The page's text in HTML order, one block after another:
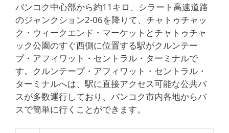
バンコク中心部から約11キロ、シラート高速道路
のジャンクション2-06を降りて、チャトゥチャッ
ク・ウィークエンド・マーケットとチャトゥチャ
ック公園のすぐ西側に位置する駅がクルンテー
プ・アフィワット・セントラル・ターミナルで
す。クルンテープ・アフィワット・セントラル・
ターミナルへは、駅に直接アクセス可能な公共バ
スが多数運行しており、バンコク市内各地からバ
スで簡単に行くことができます。